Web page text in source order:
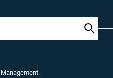
Management